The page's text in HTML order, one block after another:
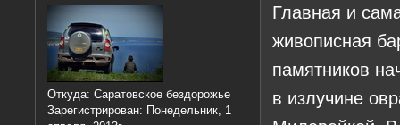
Откуда: Саратовское бездорожье
Зарегистрирован: Понедельник, 1
Главная и
живописная
памятников
в излучине